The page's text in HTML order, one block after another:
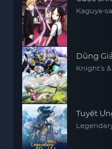
Kaguya-
Dũng
Knight's
Tuyết